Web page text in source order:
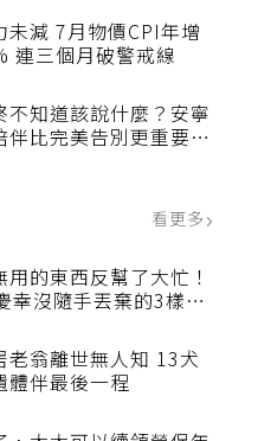
未減 7月物價CPI年增
連三個月破警戒線
不知道該說什麼？安寧
伴比完美告別更重要，
看更多
用的東西反幫了大忙！
幸沒隨手丟棄的3樣物
老翁離世無人知 13犬
體伴最後一程